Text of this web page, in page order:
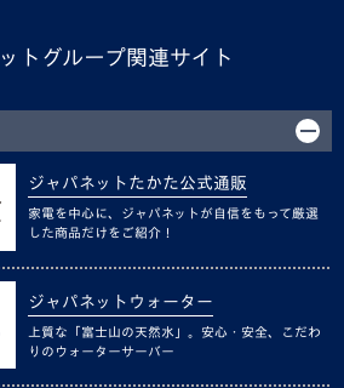
トグループ関連サイト
ジャパネットたかた公式通販
家電を中心に、ジャパネットが自信をもって厳選
した商品だけをご紹介！
ジャパネットウォーター
上質な「富士山の天然水」。安心・安全、こだわ
りのウォーターサーバー